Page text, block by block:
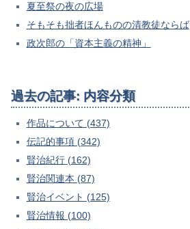
夏至祭の夜の広場
そもそも拙者ほんものの清教徒ならば
政次郎の「資本主義の精神」
過去の記事: 内容分類
作品について (437)
伝記的事項 (342)
賢治紀行 (162)
賢治関連本 (87)
賢治イベント (125)
賢治情報 (100)